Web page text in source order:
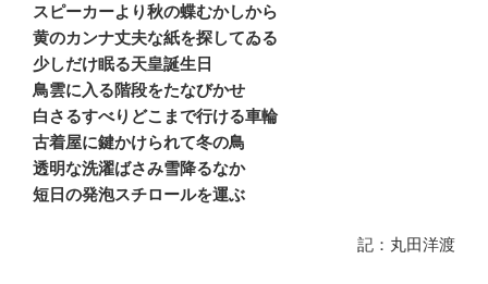
スピーカーより秋の蝶むかしから
黄のカンナ丈夫な紙を探してゐる
少しだけ眠る天皇誕生日
鳥雲に入る階段をたなびかせ
白さるすべりどこまで行ける車輪
古着屋に鍵かけられて冬の鳥
透明な洗濯ばさみ雪降るなか
短日の発泡スチロールを運ぶ
記：丸田洋渡